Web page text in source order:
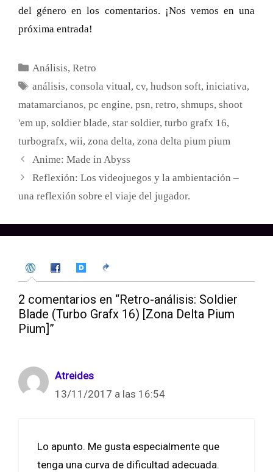
del género en los comentarios. ¡Nos vemos en una
próxima entrada!
Categorías
Análisis,Retro
Etiquetas
análisis,consola vitual,cv,hudson soft,iniciativa,
matamarcianos, pc engine, psn, retro, shmups, shoot
'em up, soldier blade, star soldier, turbo grafx 16,
turbografx, wii, zona delta, zona delta pium pium
Navegación
de
Anime: Made in Abyss
Reflexión: Los videojuegos y la ambientación –
una reflexión sobre el viaje del jugador.
2 comentarios en “Retro-análisis: Soldier
Blade (Turbo Grafx 16) [Zona Delta Pium
Pium]”
Atreides
13/11/2017 a las 16:54
Lo apunto. Me gusta especialmente que
tenga una curva de dificultad adecuada.